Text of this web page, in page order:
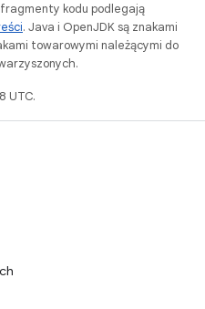
kodu podlegają
. Java i OpenJDK są znakami
towarowymi należącymi do
UTC.